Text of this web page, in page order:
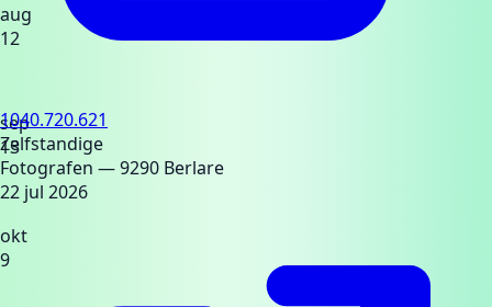
aug
12
sep
13
okt
9
1040.720.621
Zelfstandige
Fotografen — 9290 Berlare
22 jul 2026